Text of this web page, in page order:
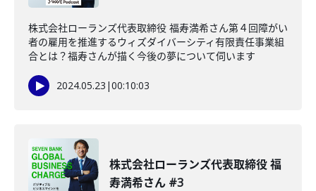
株式会社ローランズ代表取締役 福寿満希さん第４回障がい
者の雇用を推進するウィズダイバーシティ有限責任事業組
合とは？福寿さんが描く今後の夢について伺います
2024.05.23 |00:10:03
株式会社ローランズ代表取締役 福
寿満希さん #3